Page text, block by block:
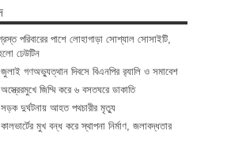
পরিবারের পাশে লোহাগাড়া সোশ্যাল সোসাইটি,
ঢেউটিন
গণঅভ্যুত্থান দিবসে বিএনপির র‌্যালি ও সমাবেশ
জিম্মি করে ৬ বসতঘরে ডাকাতি
দুর্ঘটনায় আহত পথচারীর মৃত্যু
মুখ বন্ধ করে স্থাপনা নির্মাণ, জলাবদ্ধতার